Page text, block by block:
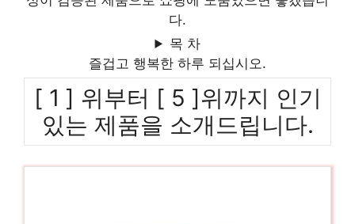
다.
목 차
즐겁고 행복한 하루 되십시오.
[ 1 ] 위부터 [ 5 ]위까지 인기
있는 제품을 소개드립니다.